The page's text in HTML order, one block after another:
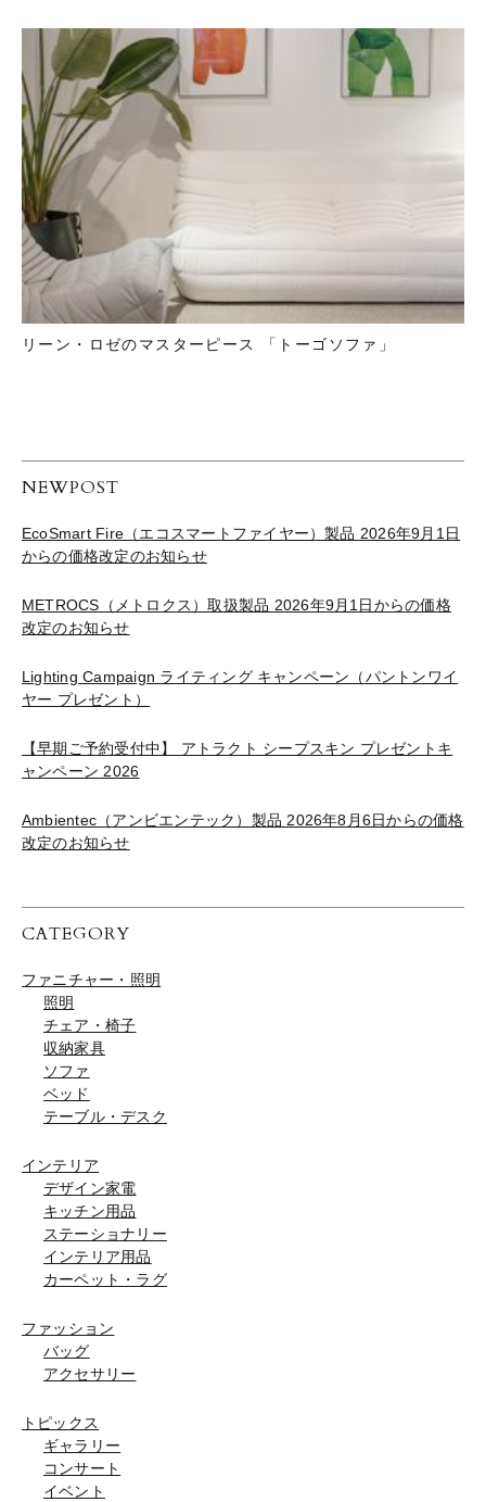
リーン・ロゼのマスターピース 「トーゴソファ」
NEWPOST
EcoSmart Fire（エコスマートファイヤー）製品 2026年9月1日
からの価格改定のお知らせ
METROCS（メトロクス）取扱製品 2026年9月1日からの価格
改定のお知らせ
Lighting Campaign ライティング キャンペーン（パントンワイ
ヤー プレゼント）
【早期ご予約受付中】 アトラクト シープスキン プレゼントキ
ャンペーン 2026
Ambientec（アンビエンテック）製品 2026年8月6日からの価格
改定のお知らせ
CATEGORY
ファニチャー・照明
照明
チェア・椅子
収納家具
ソファ
ベッド
テーブル・デスク
インテリア
デザイン家電
キッチン用品
ステーショナリー
インテリア用品
カーペット・ラグ
ファッション
バッグ
アクセサリー
トピックス
ギャラリー
コンサート
イベント